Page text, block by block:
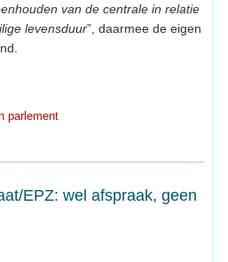
van de centrale in relatie
levensduur”, daarmee de eigen
parlement
EPZ: wel afspraak, geen